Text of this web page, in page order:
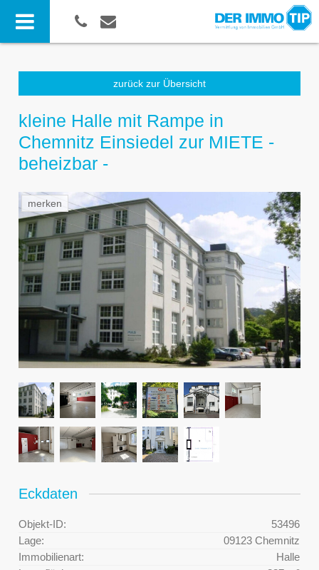
zurück zur Übersicht
kleine Halle mit Rampe in
Chemnitz Einsiedel zur MIETE -
beheizbar -
merken
Eckdaten
Objekt-ID:
53496
Lage:
09123 Chemnitz
Immobilienart:
Halle